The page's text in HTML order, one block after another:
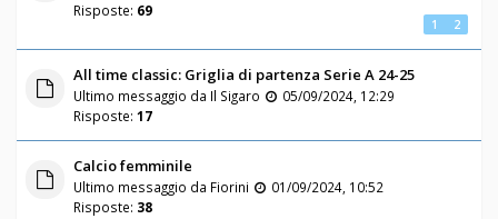
Risposte: 69
1 2
All time classic: Griglia di partenza Serie A 24-25
Ultimo messaggio da Il Sigaro
05/09/2024, 12:29
Risposte: 17
Calcio femminile
Ultimo messaggio da Fiorini
01/09/2024, 10:52
Risposte: 38